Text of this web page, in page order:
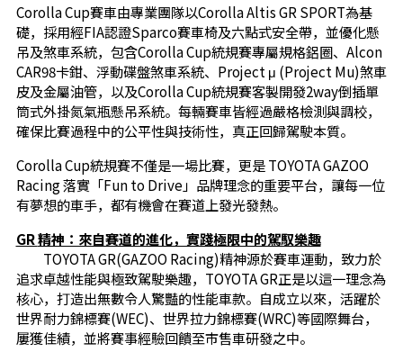
Corolla Cup賽車由專業團隊以Corolla Altis GR SPORT為基
礎，採用經FIA認證Sparco賽車椅及六點式安全帶，並優化懸
吊及煞車系統，包含Corolla Cup統規賽專屬規格鋁圈、Alcon
CAR98卡鉗、浮動碟盤煞車系統、Project μ (Project Mu)煞車
皮及金屬油管，以及Corolla Cup統規賽客製開發2way倒插單
筒式外掛氮氣瓶懸吊系統。每輛賽車皆經過嚴格檢測與調校，
確保比賽過程中的公平性與技術性，真正回歸駕駛本質。
Corolla Cup統規賽不僅是一場比賽，更是 TOYOTA GAZOO
Racing 落實「Fun to Drive」品牌理念的重要平台，讓每一位
有夢想的車手，都有機會在賽道上發光發熱。
GR精神：來自賽道的進化，實踐極限中的駕馭樂趣
TOYOTA GR(GAZOO Racing)精神源於賽車運動，致力於
追求卓越性能與極致駕駛樂趣，TOYOTA GR正是以這一理念為
核心，打造出無數令人驚豔的性能車款。自成立以來，活躍於
世界耐力錦標賽(WEC)、世界拉力錦標賽(WRC)等國際舞台，
屢獲佳績，並將賽事經驗回饋至市售車研發之中。